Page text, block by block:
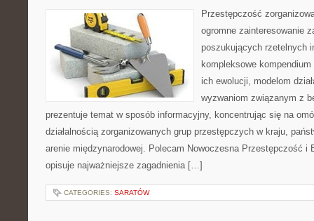
Przestępczość
ogromne zainteresowanie
poszukujących rzetelnych
kompleksowe
ich ewolucji, modelom
wyzwaniom związanym z
prezentuje temat w sposób informacyjny, koncentrując się na
działalnością zorganizowanych grup przestępczych w kraju,
arenie międzynarodowej. Polecam Nowoczesna Przestępczość i
opisuje najważniejsze zagadnienia […]
CATEGORIES: SARATÓW